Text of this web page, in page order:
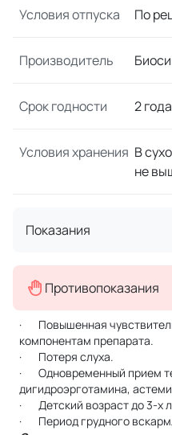
Условия отпуска По
Производитель
Срок годности 2 года
Условия хранения В
не
Показания
Противопоказания
· Повышенная
компонентам препарата.
· Потеря слуха.
· Одновременный прием
дигидроэрготамина,
· Детский возраст до 3-х
· Период грудного